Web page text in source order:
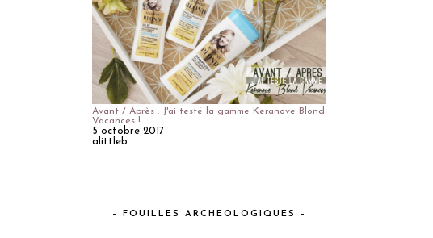
Avant / Après : J'ai testé la gamme Keranove Blond
Vacances !
5 octobre 2017
alittleb
– FOUILLES ARCHEOLOGIQUES –